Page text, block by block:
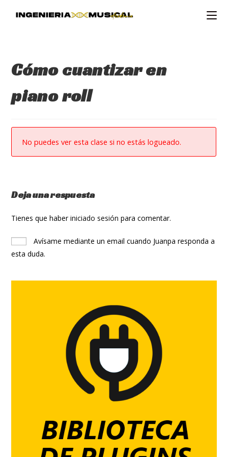
Cómo cuantizar en
piano roll
No puedes ver esta clase si no estás logueado.
Deja una respuesta
Tienes que haberiniciado sesión para comentar.
Avísame mediante un email cuando Juanpa responda a
esta duda.